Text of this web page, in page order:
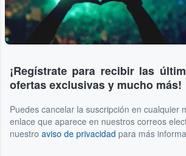
¡Regístrate para recibir las
ofertas exclusivas y mucho más!
Puedes cancelar la suscripción en cualquier
enlace que aparece en nuestros correos
nuestro aviso de privacidad para más